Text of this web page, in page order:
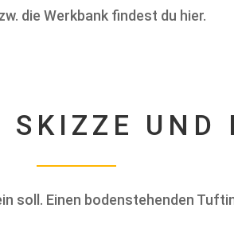
die Werkbank findest du hier.
UND
soll. Einen bodenstehenden